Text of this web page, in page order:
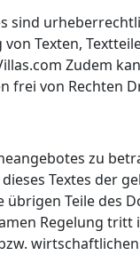
sind
Texten,
Zudem
frei von Rechten
zu
Textes der
Teile des
Regelung tritt